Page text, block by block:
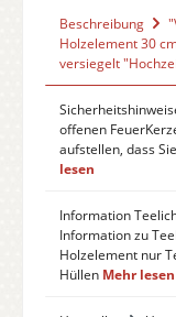
Beschreibung
Holzelement 30
versiegelt
offenen
aufstellen, dass
lesen
Information
Information zu
Holzelement nur
Hüllen Mehr lesen